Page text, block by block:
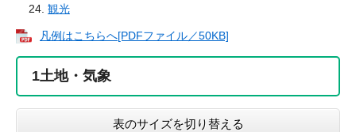
観光
凡例はこちらへ[PDFファイル／50KB]
1土地・気象
表のサイズを切り替える